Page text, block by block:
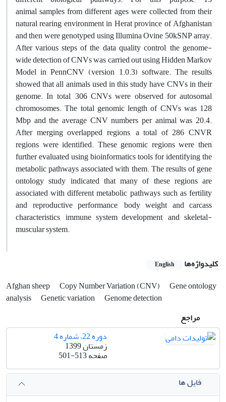
animal samples from different ages were collected from their
natural rearing environment in Herat province of Afghanistan
and then were genotyped using Illumina Ovine 50kSNP array.
After various steps of the data quality control, the genome-
wide detection of CNVs was carried out using Hidden Markov
Model in PennCNV (version 1.0.3) software. The results
showed that all animals used in this study have CNVs in their
genome. In total, 306 CNVs were observed for autosomal
chromosomes. The total genomic length of CNVs was 128
Mbp and the average CNV numbers per animal was 20.4.
After merging overlapped regions, a total of 286 CNVR
regions were identified. These genomic regions were then
further evaluated using bioinformatics tools for identifying the
metabolic pathways associated with them. The results of gene
ontology study indicated that many of these regions are
associated with different metabolic pathways such as fertility
and reproductive performance, body weight and carcass
characteristics, immune system development, and skeletal-
muscular system.
کلیدواژه‌ها English
Afghan sheep Copy Number Variation (CNV)
Gene ontology
analysis
Genetic variation
Genome detection
مراجع
دوره 22، شماره 4
زمستان 1399
صفحه501-513
فایل ها